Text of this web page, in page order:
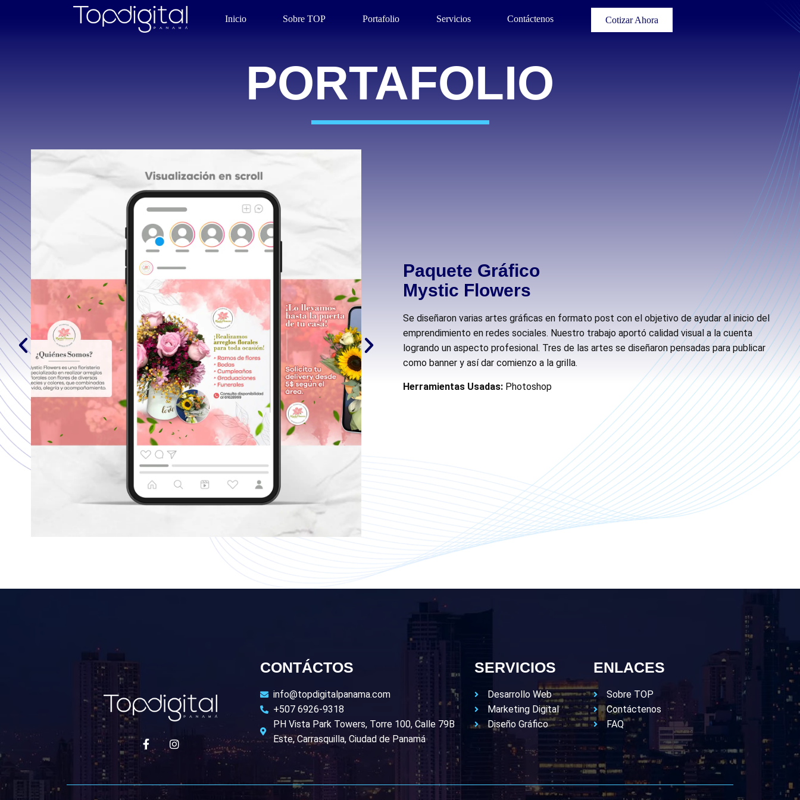
Inicio Sobre TOP Portafolio Servicios Contáctenos Cotizar Ahora
PORTAFOLIO
Paquete Gráfico
Mystic Flowers
Se diseñaron varias artes gráficas en formato post con el objetivo de ayudar al inicio del
emprendimiento en redes sociales. Nuestro trabajo aportó calidad visual a la cuenta
logrando un aspecto profesional. Tres de las artes se diseñaron pensadas para publicar
como banner y así dar comienzo a la grilla.
Herramientas Usadas: Photoshop
CONTÁCTOS
info@topdigitalpanama.com
+507 6926-9318
PH Vista Park Towers, Torre 100, Calle 79B
Este, Carrasquilla, Ciudad de Panamá
SERVICIOS
Desarrollo Web
Marketing Digital
Diseño Gráfico
ENLACES
Sobre TOP
Contáctenos
FAQ